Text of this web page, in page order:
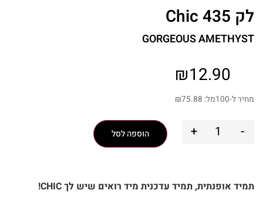
לק Chic 435
GORGEOUS AMETHYST
₪12.90
מחיר ל-100מל: ₪75.88
-
+ הוספה לסל
תמיד אופנתית, תמיד עדכנית מיד רואים שיש לך CHIC!